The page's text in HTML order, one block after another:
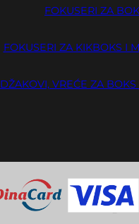
FOKUSERI ZA
FOKUSERI ZA KIKBOKS I
DŽAKOVI, VREĆE ZA